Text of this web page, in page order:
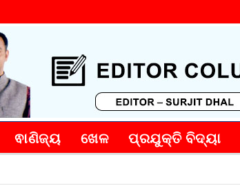
ଵାଣିଜ୍ୟ ଖେଳ ପ୍ରଯୁକ୍ତି ବିଦ୍ୟା